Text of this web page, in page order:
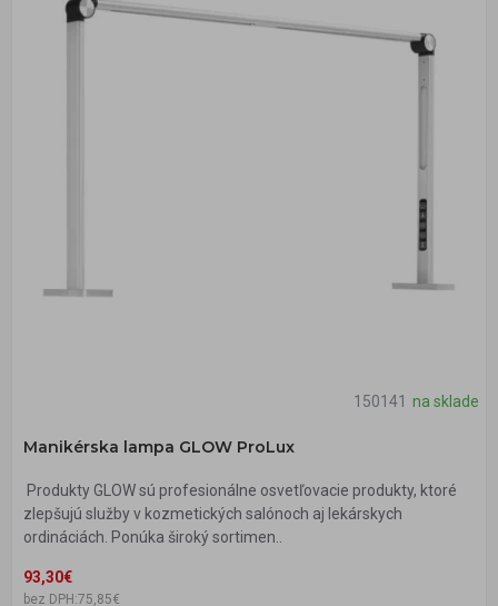
150141 na sklade
Manikérska lampa GLOW ProLux
Produkty GLOW sú profesionálne osvetľovacie produkty, ktoré
zlepšujú služby v kozmetických salónoch aj lekárskych
ordináciách. Ponúka široký sortimen..
93,30€
bez DPH:75,85€